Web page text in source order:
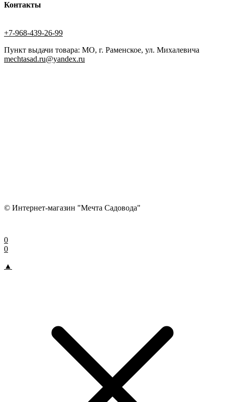
Контакты
+7-968-439-26-99
Пункт выдачи товара: МО, г. Раменское, ул. Михалевича
mechtasad.ru@yandex.ru
© Интернет-магазин "Мечта Садовода"
0
0
▲